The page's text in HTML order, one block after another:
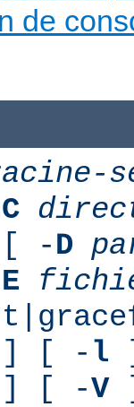
de
C
-D
E
] [ - l
] [ -V